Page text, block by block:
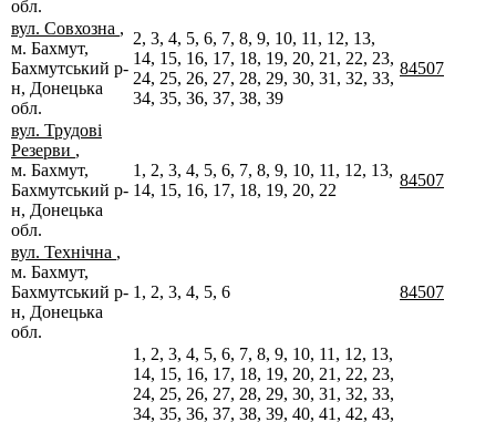
обл.
вул. Совхозна ,
м. Бахмут,
Бахмутський р-
н, Донецька
обл.
2, 3, 4, 5, 6, 7, 8, 9, 10, 11, 12, 13,
14, 15, 16, 17, 18, 19, 20, 21, 22, 23,
24, 25, 26, 27, 28, 29, 30, 31, 32, 33,
34, 35, 36, 37, 38, 39
84507
вул. Трудові
Резерви ,
м. Бахмут,
Бахмутський р-
н, Донецька
обл.
1, 2, 3, 4, 5, 6, 7, 8, 9, 10, 11, 12, 13,
14, 15, 16, 17, 18, 19, 20, 22
84507
вул. Технічна ,
м. Бахмут,
Бахмутський р-
н, Донецька
обл.
1, 2, 3, 4, 5, 6 84507
1, 2, 3, 4, 5, 6, 7, 8, 9, 10, 11, 12, 13,
14, 15, 16, 17, 18, 19, 20, 21, 22, 23,
24, 25, 26, 27, 28, 29, 30, 31, 32, 33,
34, 35, 36, 37, 38, 39, 40, 41, 42, 43,